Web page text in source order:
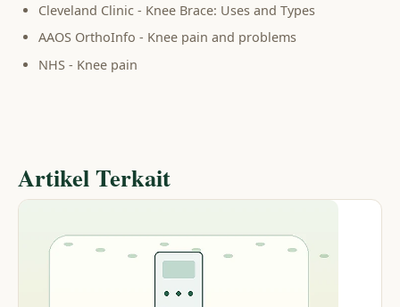
Cleveland Clinic - Knee Brace: Uses and Types
AAOS OrthoInfo - Knee pain and problems
NHS - Knee pain
Artikel Terkait